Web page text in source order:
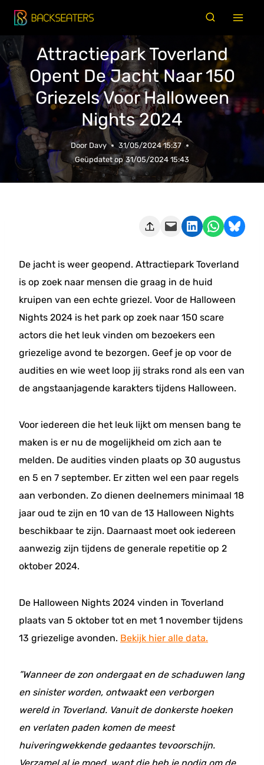
Doorgaan
naar
inhoud
Attractiepark Toverland
Opent De Jacht Naar 150
Griezels Voor Halloween
Nights 2024
Door Davy
31/05/2024 15:37
Geüpdatet op 31/05/2024 15:43
Deze pagina e-mailen Delen op LinkedIn Delen via WhatsApp Share on Bluesky
De jacht is weer geopend. Attractiepark Toverland
is op zoek naar mensen die graag in de huid
kruipen van een echte griezel. Voor de Halloween
Nights 2024 is het park op zoek naar 150 scare
actors die het leuk vinden om bezoekers een
griezelige avond te bezorgen. Geef je op voor de
audities en wie weet loop jij straks rond als een van
de angstaanjagende karakters tijdens Halloween.
Voor iedereen die het leuk lijkt om mensen bang te
maken is er nu de mogelijkheid om zich aan te
melden. De audities vinden plaats op 30 augustus
en 5 en 7 september. Er zitten wel een paar regels
aan verbonden. Zo dienen deelnemers minimaal 18
jaar oud te zijn en 10 van de 13 Halloween Nights
beschikbaar te zijn. Daarnaast moet ook iedereen
aanwezig zijn tijdens de generale repetitie op 2
oktober 2024.
De Halloween Nights 2024 vinden in Toverland
plaats van 5 oktober tot en met 1 november tijdens
13 griezelige avonden. Bekijk hier alle data.
”Wanneer de zon ondergaat en de schaduwen lang
en sinister worden, ontwaakt een verborgen
wereld in Toverland. Vanuit de donkerste hoeken
en verlaten paden komen de meest
huiveringwekkende gedaantes tevoorschijn.